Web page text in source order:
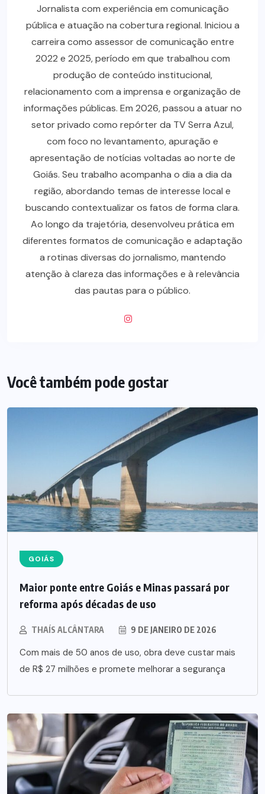
Jornalista com experiência em comunicação
pública e atuação na cobertura regional. Iniciou a
carreira como assessor de comunicação entre
2022 e 2025, período em que trabalhou com
produção de conteúdo institucional,
relacionamento com a imprensa e organização de
informações públicas. Em 2026, passou a atuar no
setor privado como repórter da TV Serra Azul,
com foco no levantamento, apuração e
apresentação de notícias voltadas ao norte de
Goiás. Seu trabalho acompanha o dia a dia da
região, abordando temas de interesse local e
buscando contextualizar os fatos de forma clara.
Ao longo da trajetória, desenvolveu prática em
diferentes formatos de comunicação e adaptação
a rotinas diversas do jornalismo, mantendo
atenção à clareza das informações e à relevância
das pautas para o público.
Você também pode gostar
GOIÁS
Maior ponte entre Goiás e Minas passará por
reforma após décadas de uso
THAÍS ALCÂNTARA 9 DE JANEIRO DE 2026
Com mais de 50 anos de uso, obra deve custar mais
de R$ 27 milhões e promete melhorar a segurança